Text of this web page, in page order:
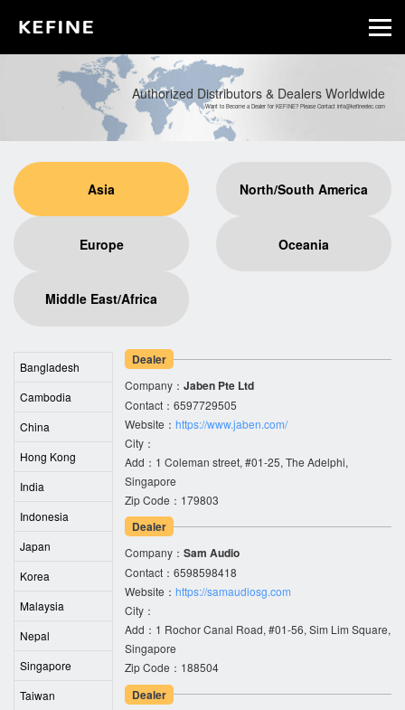
Authorized Distributors & Dealers Worldwide
Want to Become a Dealer for KEFINE? Please Contact info@kefineelec.com
Asia North/South America
Europe Oceania
Middle East/Africa
Bangladesh
Cambodia
China
Hong Kong
India
Indonesia
Japan
Korea
Malaysia
Nepal
Singapore
Taiwan
Dealer
Company： Jaben Pte Ltd
Contact：6597729505
Website： https://www.jaben.com/
City：
Add：1 Coleman street, #01-25, The Adelphi,
Singapore
Zip Code：179803
Dealer
Company： Sam Audio
Contact：6598598418
Website： https://samaudiosg.com
City：
Add：1 Rochor Canal Road, #01-56, Sim Lim Square,
Singapore
Zip Code：188504
Dealer